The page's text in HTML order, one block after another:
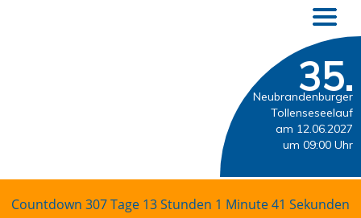
35.
Neubrandenburger
Tollenseseelauf
am 12.06.2027
um 09:00 Uhr
Countdown 307 Tage 13 Stunden 1 Minute 40 Sekunden